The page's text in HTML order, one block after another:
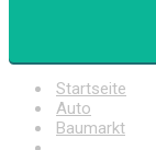
Startseite
Auto
Baumarkt